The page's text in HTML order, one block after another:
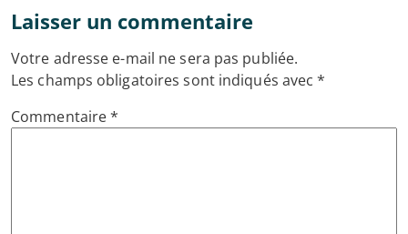
Laisser un commentaire
Votre adresse e-mail ne sera pas publiée.
Les champs obligatoires sont indiqués avec*
Commentaire*